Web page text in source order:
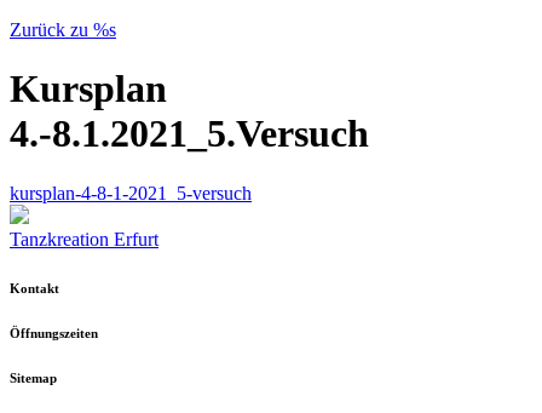
Zurück zu %s
Kursplan
4.-8.1.2021_5.Versuch
kursplan-4-8-1-2021_5-versuch
Tanzkreation Erfurt
Kontakt
Öffnungszeiten
Sitemap